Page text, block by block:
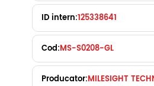
ID intern:125338641
Cod:MS-S0208-GL
Producator:MILESIGHT